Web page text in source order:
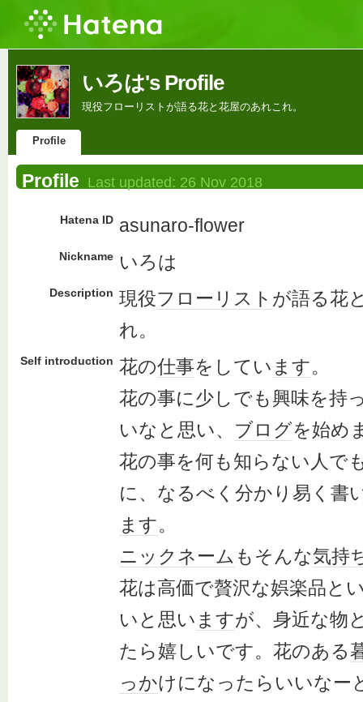
いろは's Profile
現役フローリストが語る花と花屋のあれこれ。
Profile
Profile Last updated: 26 Nov 2018
Hatena ID asunaro-flower
Nickname いろは
Description 現役フローリスト が語る花
れ。
Self introduction 花の仕事をしてい ます。
花の事に少しでも興味を持
いなと思い、 ブログを始め
花の事を何も知らない人で
に、なるべく分かり易く書
ます。
ニックネーム もそんな気持
花は高価で贅沢な娯楽品と
いと思い ますが、身近な物
たら嬉しいです。花のある
っかけになったらいいなー